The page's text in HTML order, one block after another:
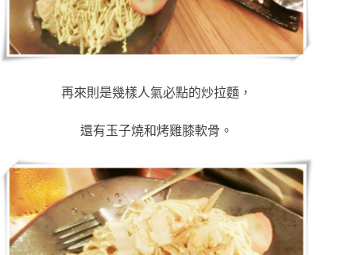
再來則是幾樣人氣必點的炒拉麵，
還有玉子燒和烤雞膝軟骨。